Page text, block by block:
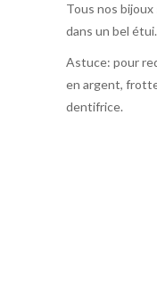
Tous nos
dans un bel étui.
Astuce: pour
en argent,
dentifrice.